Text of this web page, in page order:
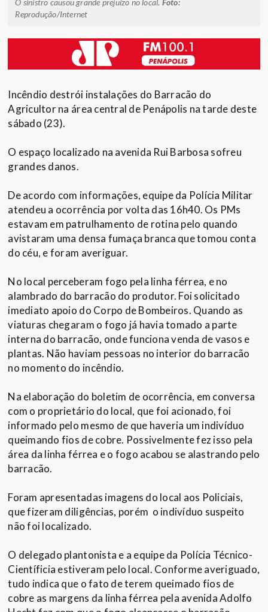
O sinistro causou grande prejuízo no local. Foto:
Reprodução/Internet
Incêndio destrói instalações do Barracão do
Agricultor na área central de Penápolis na tarde deste
sábado (23).
O espaço localizado na avenida Rui Barbosa sofreu
grandes danos.
De acordo com informações, equipe da Polícia Militar
atendeu a ocorrência por volta das 16h40. Os PMs
estavam em patrulhamento de rotina pelo quando
avistaram uma densa fumaça branca que tomou conta
do céu, e foram averiguar.
No local perceberam fogo pela linha férrea, e no
alambrado do barracão do produtor. Foi solicitado
imediato apoio do Corpo de Bombeiros. Quando as
viaturas chegaram o fogo já havia tomado a parte
interna do barracão, onde funciona venda de vasos e
plantas. Não haviam pessoas no interior do barracão
no momento do incêndio.
Na elaboração do boletim de ocorrência, em conversa
com o proprietário do local, que foi acionado, foi
informado pelo mesmo de que haveria um indivíduo
queimando fios de cobre. Possivelmente fez isso pela
área da linha férrea e o fogo acabou se alastrando pelo
barracão.
Foram apresentadas imagens do local aos Policiais,
que fizeram diligências, porém o indivíduo suspeito
não foi localizado.
O delegado plantonista e a equipe da Polícia Técnico-
Científicia estiveram pelo local. Conforme averiguado,
tudo indica que o fato de terem queimado fios de
cobre as margens da linha férrea pela avenida Adolfo